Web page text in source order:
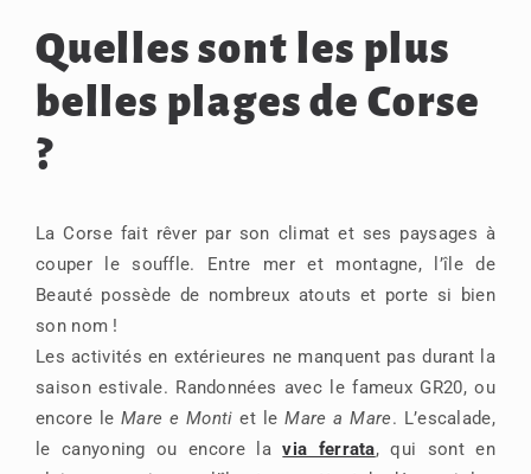
Quelles sont les plus
belles plages de Corse
?
La Corse fait rêver par son climat et ses paysages à
couper le souffle. Entre mer et montagne, l’île de
Beauté possède de nombreux atouts et porte si bien
son nom !
Les activités en extérieures ne manquent pas durant la
saison estivale. Randonnées avec le fameux GR20, ou
encore leMare e Monti et leMare a Mare. L’escalade,
le canyoning ou encore lavia ferrata, qui sont en